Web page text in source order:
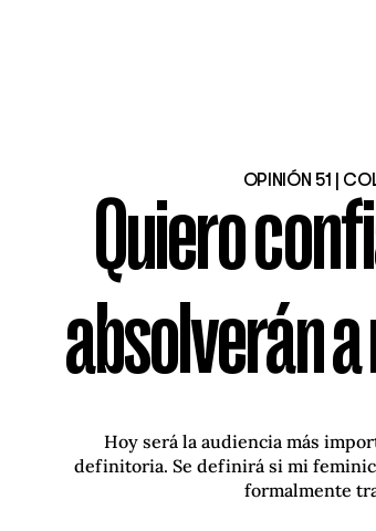
OPINIÓN 51 |
Quiero
absolverán
Hoy será la audiencia más
definitoria. Se definirá si mi
formalmente